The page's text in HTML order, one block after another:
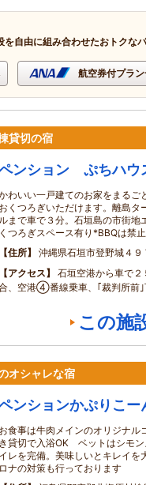
を自由に組み合わせたおトクな
航空券付プラ
貸切の宿
ンション ぷちハウ
わいい一戸建てのお家をまるご
おくつろぎいただけます。離島タ
ルまで車で３分。石垣島の市街地
くつろぎスペース有り*BBQは禁止
住所
沖縄県石垣市登野城４
アクセス
石垣空港から車で
、空港④番線乗車、｢裁判所前｣
この施
オシャレな宿
ンションかぷりこー
お食事は牛肉メインのオリジナル
き貸切で入浴OK ベットはシモ
イレを完備。美味しいとキレイを
ロナの対策も行っております